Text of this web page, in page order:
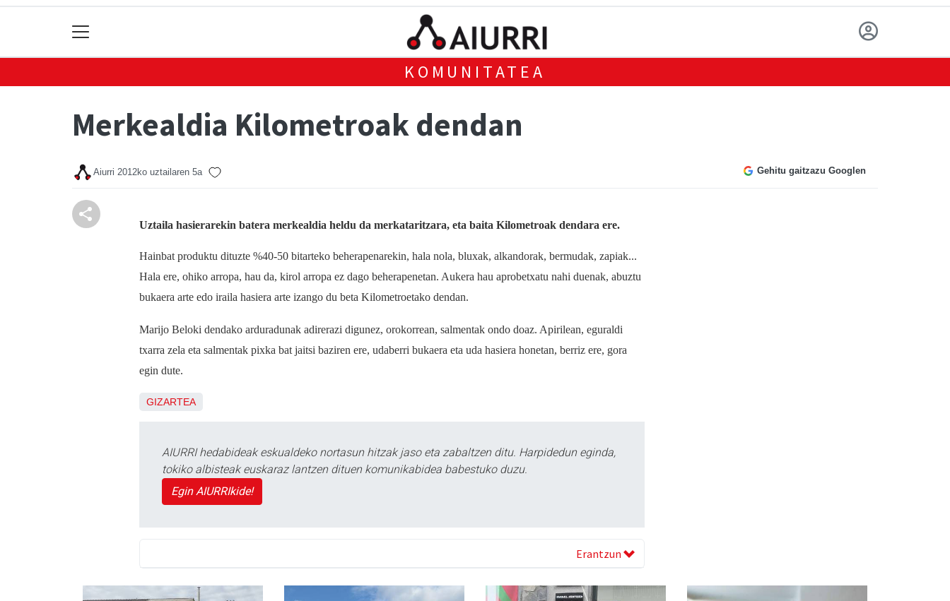
KOMUNITATEA
Merkealdia Kilometroak dendan
Aiurri 2012ko uztailaren 5a Gehitu gaitzazu Googlen
Uztaila hasierarekin batera merkealdia heldu da merkataritzara, eta baita Kilometroak dendara ere.
Hainbat produktu dituzte %40-50 bitarteko beherapenarekin, hala nola, bluxak, alkandorak, bermudak, zapiak...
Hala ere, ohiko arropa, hau da, kirol arropa ez dago beherapenetan. Aukera hau aprobetxatu nahi duenak, abuztu
bukaera arte edo iraila hasiera arte izango du beta Kilometroetako dendan.
Marijo Beloki dendako arduradunak adirerazi digunez, orokorrean, salmentak ondo doaz. Apirilean, eguraldi
txarra zela eta salmentak pixka bat jaitsi baziren ere, udaberri bukaera eta uda hasiera honetan, berriz ere, gora
egin dute.
GIZARTEA
AIURRI hedabideak eskualdeko nortasun hitzak jaso eta zabaltzen ditu. Harpidedun eginda,
tokiko albisteak euskaraz lantzen dituen komunikabidea babestuko duzu.
Egin AIURRIkide!
Erantzun